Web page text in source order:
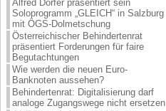
Alfred Dorfer präsentiert sein
Soloprogramm „GLEICH“ in Salzburg
mit ÖGS-Dolmetschung
Österreichischer Behindertenrat
präsentiert Forderungen für faire
Begutachtungen
Wie werden die neuen Euro-
Banknoten aussehen?
Behindertenrat: Digitalisierung darf
analoge Zugangswege nicht ersetzen